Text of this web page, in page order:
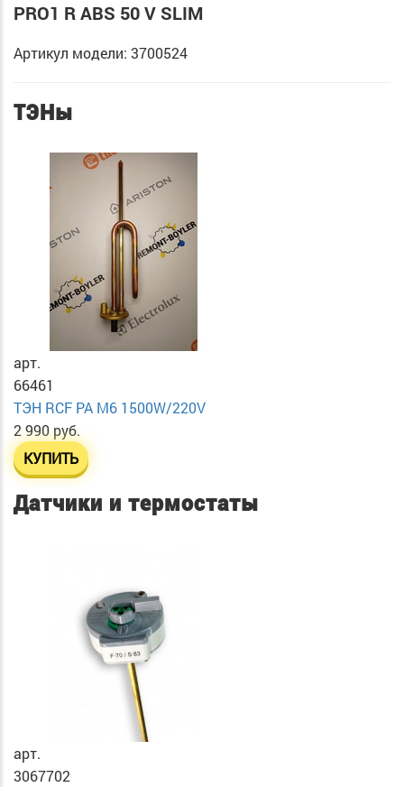
PRO1 R ABS 50 V SLIM
Артикул модели: 3700524
ТЭНы
арт.
66461
ТЭН RСF PA М6 1500W/220V
2 990 руб.
КУПИТЬ
Датчики и термостаты
арт.
3067702